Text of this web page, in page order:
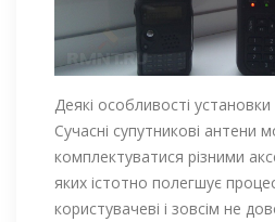
Деякі особливості
Сучасні супутникові антени
комплектуватися різними
яких істотно полегшує
користувачеві і зовсім не